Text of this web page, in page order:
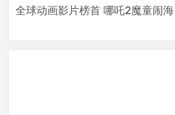
全球动画影片榜首 哪吒2魔童闹海